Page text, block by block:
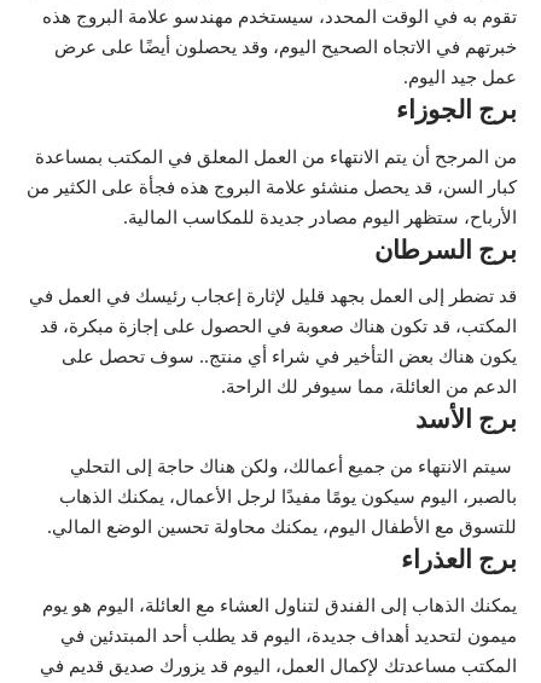
تقوم به في الوقت المحدد، سيستخدم مهندسو علامة البروج هذه
خبرتهم في الاتجاه الصحيح اليوم، وقد يحصلون أيضًا على عرض
عمل جيد اليوم.
برج الجوزاء
من المرجح أن يتم الانتهاء من العمل المعلق في المكتب بمساعدة
كبار السن، قد يحصل منشئو علامة البروج هذه فجأة على الكثير من
الأرباح، ستظهر اليوم مصادر جديدة للمكاسب المالية.
برج السرطان
قد تضطر إلى العمل بجهد قليل لإثارة إعجاب رئيسك في العمل في
المكتب، قد تكون هناك صعوبة في الحصول على إجازة مبكرة، قد
يكون هناك بعض التأخير في شراء أي منتج.. سوف تحصل على
الدعم من العائلة، مما سيوفر لك الراحة.
برج الأسد
سيتم الانتهاء من جميع أعمالك، ولكن هناك حاجة إلى التحلي
بالصبر، اليوم سيكون يومًا مفيدًا لرجل الأعمال، يمكنك الذهاب
للتسوق مع الأطفال اليوم، يمكنك محاولة تحسين الوضع المالي.
برج العذراء
يمكنك الذهاب إلى الفندق لتناول العشاء مع العائلة، اليوم هو يوم
ميمون لتحديد أهداف جديدة، اليوم قد يطلب أحد المبتدئين في
المكتب مساعدتك لإكمال العمل، اليوم قد يزورك صديق قديم في